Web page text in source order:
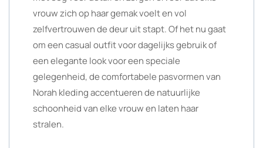
vrouw zich op haar gemak voelt en vol
zelfvertrouwen de deur uit stapt. Of het nu gaat
om een casual outfit voor dagelijks gebruik of
een elegante look voor een speciale
gelegenheid, de comfortabele pasvormen van
Norah kleding accentueren de natuurlijke
schoonheid van elke vrouw en laten haar
stralen.